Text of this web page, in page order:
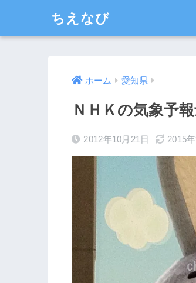
ちえなび
ホーム 愛知県
ＮＨＫの気象予
2012年10月21日 2015